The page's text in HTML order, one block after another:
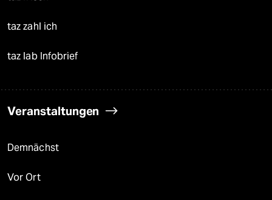
taz zahl ich
taz lab Infobrief
Veranstaltungen
Demnächst
Vor Ort